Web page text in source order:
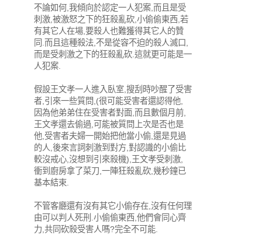
不論如何,我傾向於認定一人犯案,而且是受
刺激,被激怒之下的狂殺亂砍,小偷偷東西,若
有其它人在場,要殺人也難獲得其它人的贊
同.而且這種殺法,不是從容不迫的殺人滅口,
而是受刺激之下的狂殺亂砍.這就更可能是一
人犯案.
假設王文孝一人進入臥室,搜刮時吵醒了受害
者,引來一些質問,(很可能受害者還認得他,
因為他弟弟住在受害者對面,而且數個月前,
王文孝還去偷過,可能被質問上次是否也是
他,受害者夫婦一開始把他當小偷,還是見過
的人,後來言詞刺激到對方,對認識的小偷比
較沒戒心,沒想到引來殺機),王文孝受刺激,
衝到廚房拿了菜刀,一陣狂殺亂砍,幾秒鐘已
基本結束.
不管客廳還有沒有其它小偷存在,沒有任何理
由可以判人死刑.小偷偷東西,他們會同心齊
力,共同砍殺受害人嗎?完全不可能.